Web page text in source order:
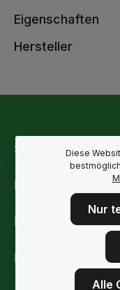
Eigenschaften
Hersteller
Service-Hotline
Rechtliche
Informationen
Folge uns
Diese
Nur
Alle